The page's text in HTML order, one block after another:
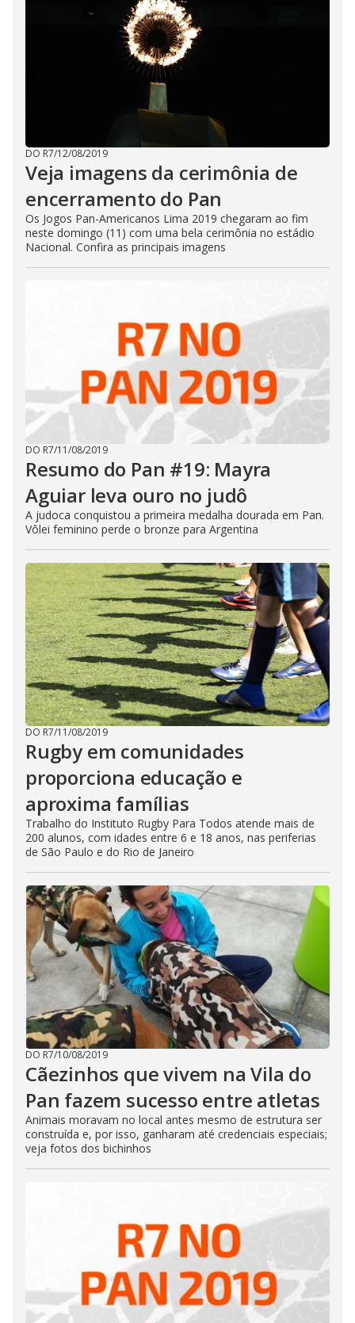
DO R7/12/08/2019
Veja imagens da cerimônia de
encerramento do Pan
Os Jogos Pan-Americanos Lima 2019 chegaram ao fim
neste domingo (11) com uma bela cerimônia no estádio
Nacional. Confira as principais imagens
DO R7/11/08/2019
Resumo do Pan #19: Mayra
Aguiar leva ouro no judô
A judoca conquistou a primeira medalha dourada em Pan.
Vôlei feminino perde o bronze para Argentina
DO R7/11/08/2019
Rugby em comunidades
proporciona educação e
aproxima famílias
Trabalho do Instituto Rugby Para Todos atende mais de
200 alunos, com idades entre 6 e 18 anos, nas periferias
de São Paulo e do Rio de Janeiro
DO R7/10/08/2019
Cãezinhos que vivem na Vila do
Pan fazem sucesso entre atletas
Animais moravam no local antes mesmo de estrutura ser
construída e, por isso, ganharam até credenciais especiais;
veja fotos dos bichinhos